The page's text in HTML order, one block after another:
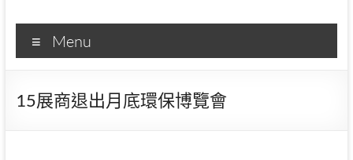
Menu
15展商退出月底環保博覽會